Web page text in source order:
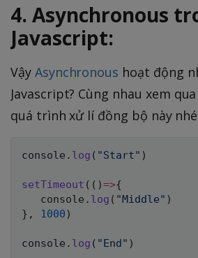
4. Asynchronous
Javascript:
Vậy Asynchronous hoạt động
Javascript? Cùng nhau xem
quá trình xử lí đồng bộ này
console . log ( "Start" )
setTimeout ( ( )=>{
   console
. log ( "Middle" )
} , 1000 )
console . log ( "End" )